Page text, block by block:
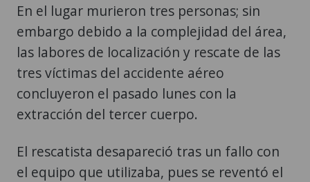
En el lugar murieron tres personas; sin
embargo debido a la complejidad del área,
las labores de localización y rescate de las
tres víctimas del accidente aéreo
concluyeron el pasado lunes con la
extracción del tercer cuerpo.
El rescatista desapareció tras un fallo con
el equipo que utilizaba, pues se reventó el